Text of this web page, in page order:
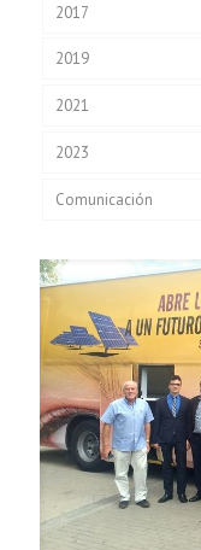
2017
2019
2021
2023
Comunicación